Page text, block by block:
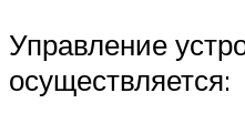
Управление
осуществляется: